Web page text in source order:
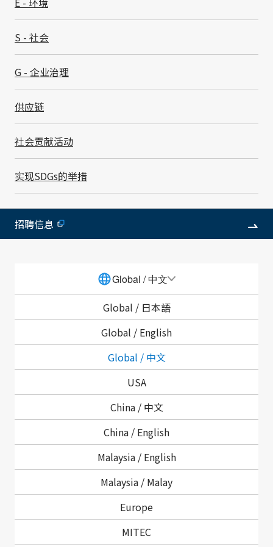
S - 社会
G - 企业治理
供应链
社会贡献活动
实现SDGs的举措
招聘信息
Global / 中文
Global / 日本語
Global / English
Global / 中文
USA
China / 中文
China / English
Malaysia / English
Malaysia / Malay
Europe
MITEC
对。
6. 修订本个人信息保护政策等
本公司将适当地修订和致力于改善包括本个人信息保护政
策在内的个人信息的妥善保管等措施。
关于处理个人信息
1. 个人信息的使用目的
关于所取得的个人信息，本公司只在以下使用目的或者通
知的使用目的范围内以及履行上述业务所需的范围内使
①
从交易方处取得的信息：用于提供产品和服务、提供信
息、问卷调查、促销活动、应对交易方咨询等前项相关的
业务；
②
从股东处取得的信息：用于股东及股份的管理业务、股东
或公司行驶权力和履行义务、依据法律法规制作文件等；
从应聘者处取得的信息：用于招聘活动、招聘后的人事及
2. 向第三方提供个人信息